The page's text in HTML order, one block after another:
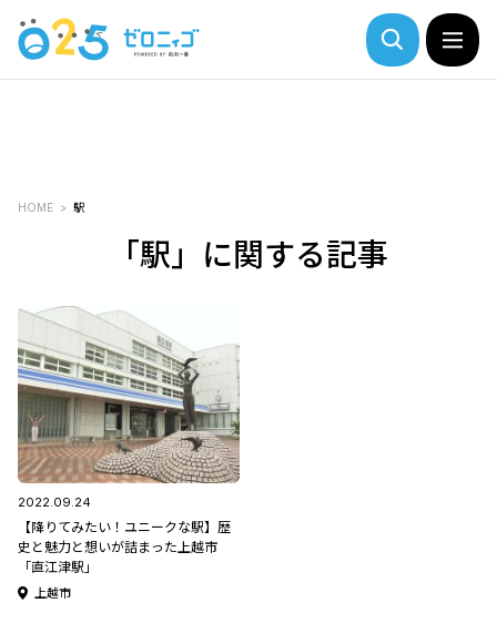
HOME 駅
「駅」に関する記事
2022.09.24
【降りてみたい！ユニークな駅】歴
史と魅力と想いが詰まった上越市
「直江津駅」
上越市